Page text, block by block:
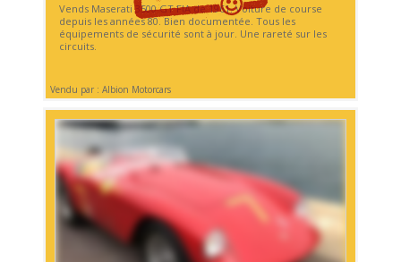
Vends Maserati 3500 GT FIA de 1961. Voiture de course
depuis les années 80. Bien documentée. Tous les
équipements de sécurité sont à jour. Une rareté sur les
circuits.
Vendu par : Albion Motorcars